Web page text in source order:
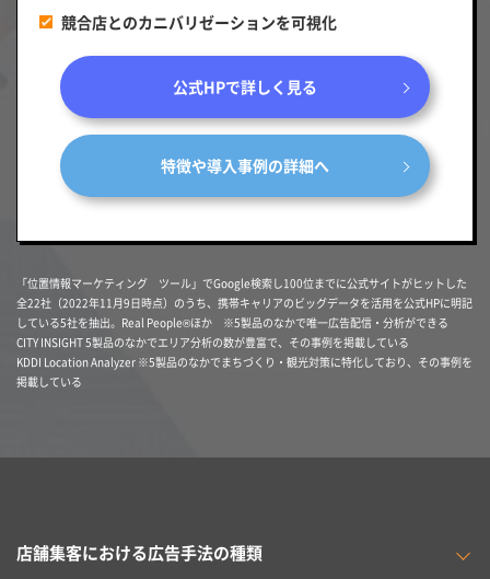
競合店とのカニバリゼーションを可視化
公式HPで詳しく見る
特徴や導入事例の詳細へ
「位置情報マーケティング ツール」でGoogle検索し100位までに公式サイトがヒットした
全22社（2022年11月9日時点）のうち、携帯キャリアのビッグデータを活用を公式HPに明記
している5社を抽出。Real People®ほか ※5製品のなかで唯一広告配信・分析ができる
CITY INSIGHT 5製品のなかでエリア分析の数が豊富で、その事例を掲載している
KDDI Location Analyzer ※5製品のなかでまちづくり・観光対策に特化しており、その事例を
掲載している
店舗集客における広告手法の種類